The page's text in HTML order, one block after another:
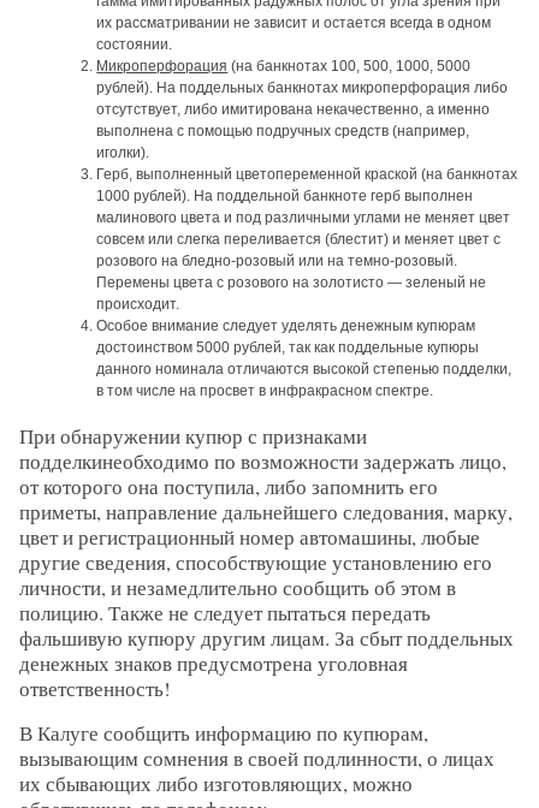
их рассматривании не зависит и остается всегда в одном
состоянии.
Микроперфорация (на банкнотах 100, 500, 1000, 5000
рублей). На поддельных банкнотах микроперфорация либо
отсутствует, либо имитирована некачественно, а именно
выполнена с помощью подручных средств (например,
иголки).
Герб, выполненный цветопеременной краской (на банкнотах
1000 рублей). На поддельной банкноте герб выполнен
малинового цвета и под различными углами не меняет цвет
совсем или слегка переливается (блестит) и меняет цвет с
розового на бледно-розовый или на темно-розовый.
Перемены цвета с розового на золотисто — зеленый не
происходит.
Особое внимание следует уделять денежным купюрам
достоинством 5000 рублей, так как поддельные купюры
данного номинала отличаются высокой степенью подделки,
в том числе на просвет в инфракрасном спектре.
При обнаружении купюр с признаками
подделкинеобходимо по возможности задержать лицо,
от которого она поступила, либо запомнить его
приметы, направление дальнейшего следования, марку,
цвет и регистрационный номер автомашины, любые
другие сведения, способствующие установлению его
личности, и незамедлительно сообщить об этом в
полицию. Также не следует пытаться передать
фальшивую купюру другим лицам. За сбыт поддельных
денежных знаков предусмотрена уголовная
ответственность!
В Калуге сообщить информацию по купюрам,
вызывающим сомнения в своей подлинности, о лицах
их сбывающих либо изготовляющих, можно